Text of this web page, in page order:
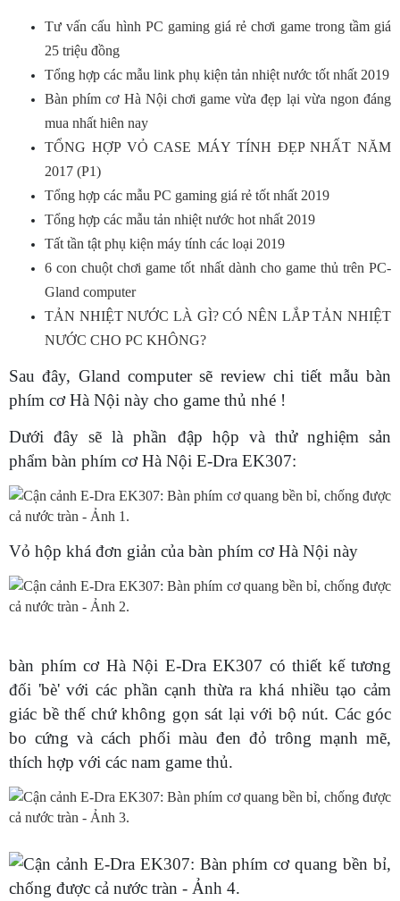
Tư vấn cấu hình PC gaming giá rẻ chơi game trong tầm giá
25 triệu đồng
Tổng hợp các mẫu link phụ kiện tản nhiệt nước tốt nhất 2019
Bàn phím cơ Hà Nội chơi game vừa đẹp lại vừa ngon đáng
mua nhất hiên nay
TỔNG HỢP VỎ CASE MÁY TÍNH ĐẸP NHẤT NĂM
2017 (P1)
Tổng hợp các mẫu PC gaming giá rẻ tốt nhất 2019
Tổng hợp các mẫu tản nhiệt nước hot nhất 2019
Tất tần tật phụ kiện máy tính các loại 2019
6 con chuột chơi game tốt nhất dành cho game thủ trên PC-
Gland computer
TẢN NHIỆT NƯỚC LÀ GÌ? CÓ NÊN LẮP TẢN NHIỆT
NƯỚC CHO PC KHÔNG?
Sau đây, Gland computer sẽ review chi tiết mẫu bàn
phím cơ Hà Nội này cho game thủ nhé !
Dưới đây sẽ là phần đập hộp và thử nghiệm sản
phẩm bàn phím cơ Hà Nội E-Dra EK307:
Vỏ hộp khá đơn giản của bàn phím cơ Hà Nội này
bàn phím cơ Hà Nội E-Dra EK307 có thiết kế tương
đối 'bè' với các phần cạnh thừa ra khá nhiều tạo cảm
giác bề thế chứ không gọn sát lại với bộ nút. Các góc
bo cứng và cách phối màu đen đỏ trông mạnh mẽ,
thích hợp với các nam game thủ.